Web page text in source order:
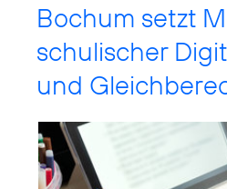
Bochum setzt
schulischer
und